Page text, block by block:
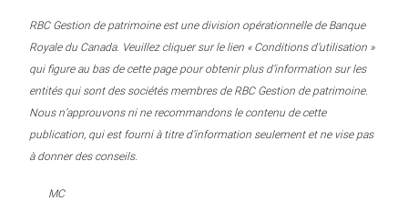
RBC Gestion de patrimoine est une division opérationnelle de Banque
Royale du Canada. Veuillez cliquer sur le lien « Conditions d’utilisation »
qui figure au bas de cette page pour obtenir plus d’information sur les
entités qui sont des sociétés membres de RBC Gestion de patrimoine.
Nous n’approuvons ni ne recommandons le contenu de cette
publication, qui est fourni à titre d’information seulement et ne vise pas
à donner des conseils.
MC